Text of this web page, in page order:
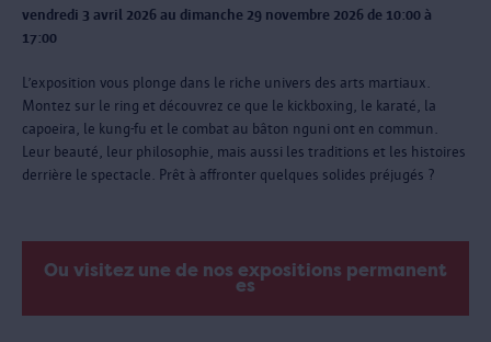
vendredi 3 avril 2026 au dimanche 29 novembre 2026 de 10:00 à
17:00
L’exposition vous plonge dans le riche univers des arts martiaux.
Montez sur le ring et découvrez ce que le kickboxing, le karaté, la
capoeira, le kung-fu et le combat au bâton nguni ont en commun.
Leur beauté, leur philosophie, mais aussi les traditions et les histoires
derrière le spectacle. Prêt à affronter quelques solides préjugés ?
Ou visitez une de nos expositions permanent
es